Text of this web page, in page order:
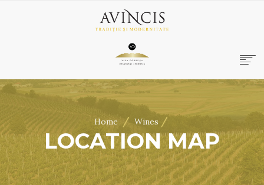
HOME
ABOUT US
WINES
ONLINE SHOP
BOOKINGS
VILA DOBRUȘA
Home /Wines /
LOCATION MAP